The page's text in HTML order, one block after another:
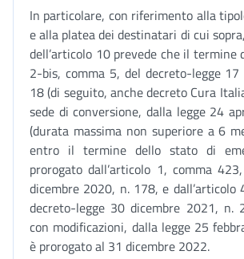
In particolare, con riferimento alla
e alla platea dei destinatari di cui
dell’articolo 10 prevede che il termine
2-bis, comma 5, del decreto-legge
18 (di seguito, anche decreto Cura
sede di conversione, dalla legge 24
(durata massima non superiore a 6
entro il termine dello stato di
prorogato dall’articolo 1, comma
dicembre 2020, n. 178, e dall’articolo
decreto-legge 30 dicembre 2021, n.
con modificazioni, dalla legge 25
è prorogato al 31 dicembre 2022.